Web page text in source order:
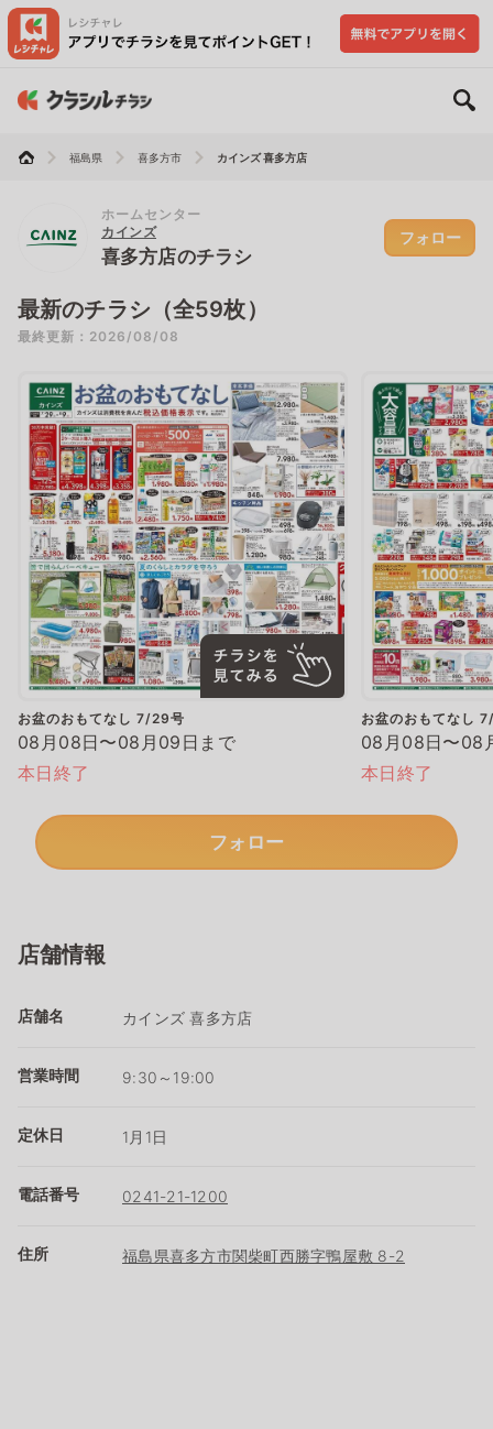
福島県 喜多方市 カインズ 喜多方店
ホームセンター
カインズ
喜多方店のチラシ
フォロー
最新のチラシ（全59枚）
最終更新：2026/08/08
お盆のおもてなし 7/29号
08月08日〜08月09日まで
本日終了
お盆のおもてなし
08月08日〜08
本日終了
フォロー
店舗情報
店舗名 カインズ 喜多方店
営業時間 9:30～19:00
定休日 1月1日
電話番号 0241-21-1200
住所 福島県喜多方市関柴町西勝字鴨屋敷 8-2